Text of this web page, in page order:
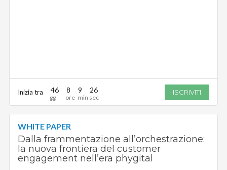
Inizia tra 46 8 9 26 ISCRIVITI
WHITE PAPER
Dalla frammentazione all’orchestrazione:
la nuova frontiera del customer
engagement nell’era phygital